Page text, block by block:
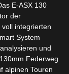
E-ASX 130
der
integrierten
System
und
Federweg
alpinen Touren